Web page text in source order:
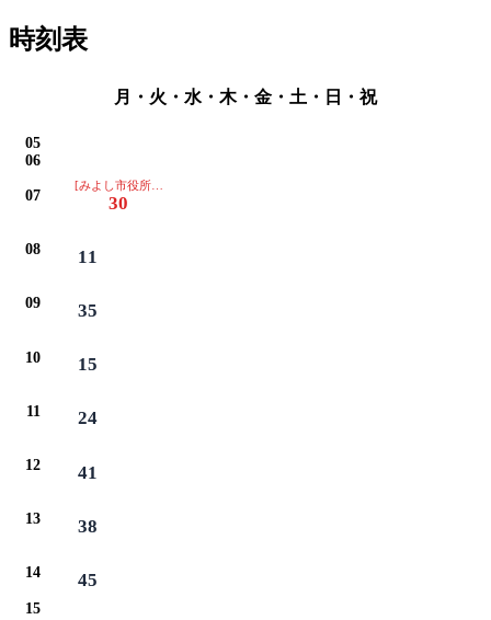
時刻表
月・火・水・木・金・土・日・祝
05
06
07
[みよし市役所・保健センター・イオン・ベイシアは通過します]
30
08 11
09 35
10 15
11 24
12 41
13 38
14 45
15